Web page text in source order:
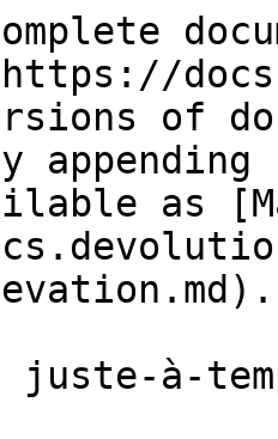
of
as
juste-à-